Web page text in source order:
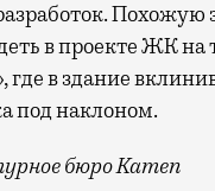
Похожую
в проекте ЖК на
где в здание
под наклоном.
бюро Kamen